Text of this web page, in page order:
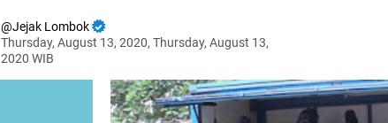
Jejak Lombok
Thursday, August 13, 2020, Thursday, August 13,
2020 WIB